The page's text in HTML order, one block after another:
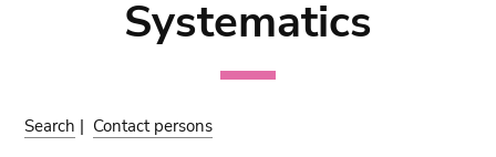
Systematics
Search | Contact persons